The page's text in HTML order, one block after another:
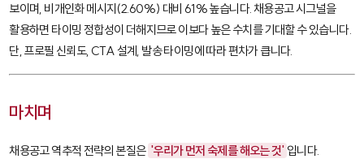
보이며, 비개인화 메시지(2.60%) 대비 61% 높습니다. 채용공고 시그널을
활용하면 타이밍 정합성이 더해지므로 이보다 높은 수치를 기대할 수 있습니다.
단, 프로필 신뢰도, CTA 설계, 발송 타이밍에 따라 편차가 큽니다.
마치며
채용공고 역추적 전략의 본질은 '우리가 먼저 숙제를 해오는 것' 입니다.